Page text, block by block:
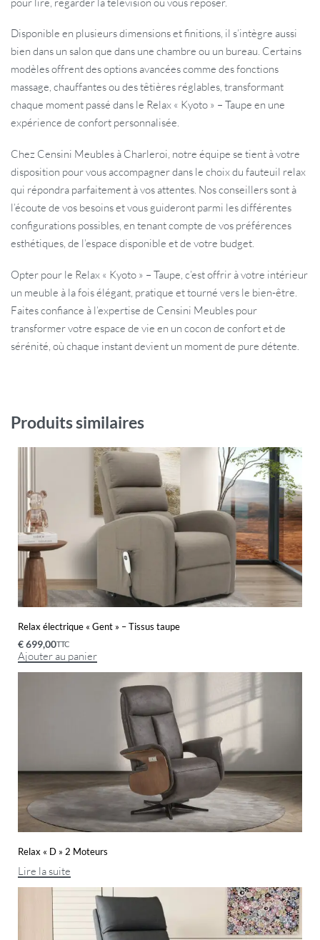
Disponible en plusieurs dimensions et finitions, il s’intègre aussi
bien dans un salon que dans une chambre ou un bureau. Certains
modèles offrent des options avancées comme des fonctions
massage, chauffantes ou des têtières réglables, transformant
chaque moment passé dans le Relax « Kyoto » – Taupe en une
expérience de confort personnalisée.
Chez Censini Meubles à Charleroi, notre équipe se tient à votre
disposition pour vous accompagner dans le choix du fauteuil relax
qui répondra parfaitement à vos attentes. Nos conseillers sont à
l’écoute de vos besoins et vous guideront parmi les différentes
configurations possibles, en tenant compte de vos préférences
esthétiques, de l’espace disponible et de votre budget.
Opter pour le Relax « Kyoto » – Taupe, c’est offrir à votre intérieur
un meuble à la fois élégant, pratique et tourné vers le bien-être.
Faites confiance à l’expertise de Censini Meubles pour
transformer votre espace de vie en un cocon de confort et de
sérénité, où chaque instant devient un moment de pure détente.
Produits similaires
Relax électrique « Gent » – Tissus taupe
€699,00TTC
Ajouter au panier
Relax « D » 2 Moteurs
Lire la suite